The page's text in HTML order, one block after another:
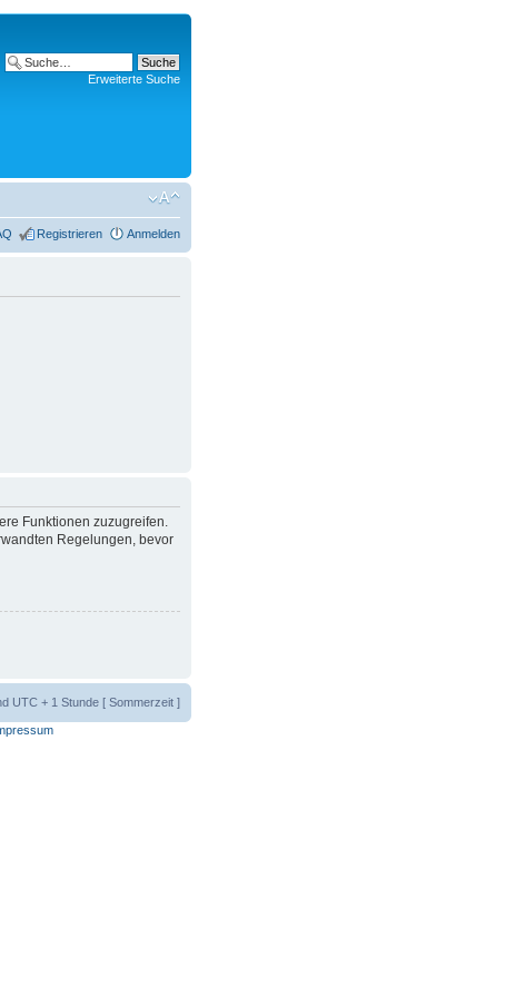
Erweiterte Suche
Registrieren Anmelden
Funktionen zuzugreifen.
Regelungen, bevor
UTC + 1 Stunde [ Sommerzeit ]